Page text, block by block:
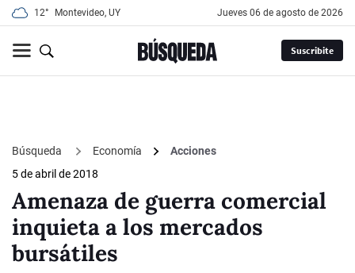
12° Montevideo, UY jueves 06 de agosto de 2026
Suscribite
Búsqueda Economía
Acciones
5 de abril de 2018
Amenaza de guerra comercial
inquieta a los mercados
bursátiles